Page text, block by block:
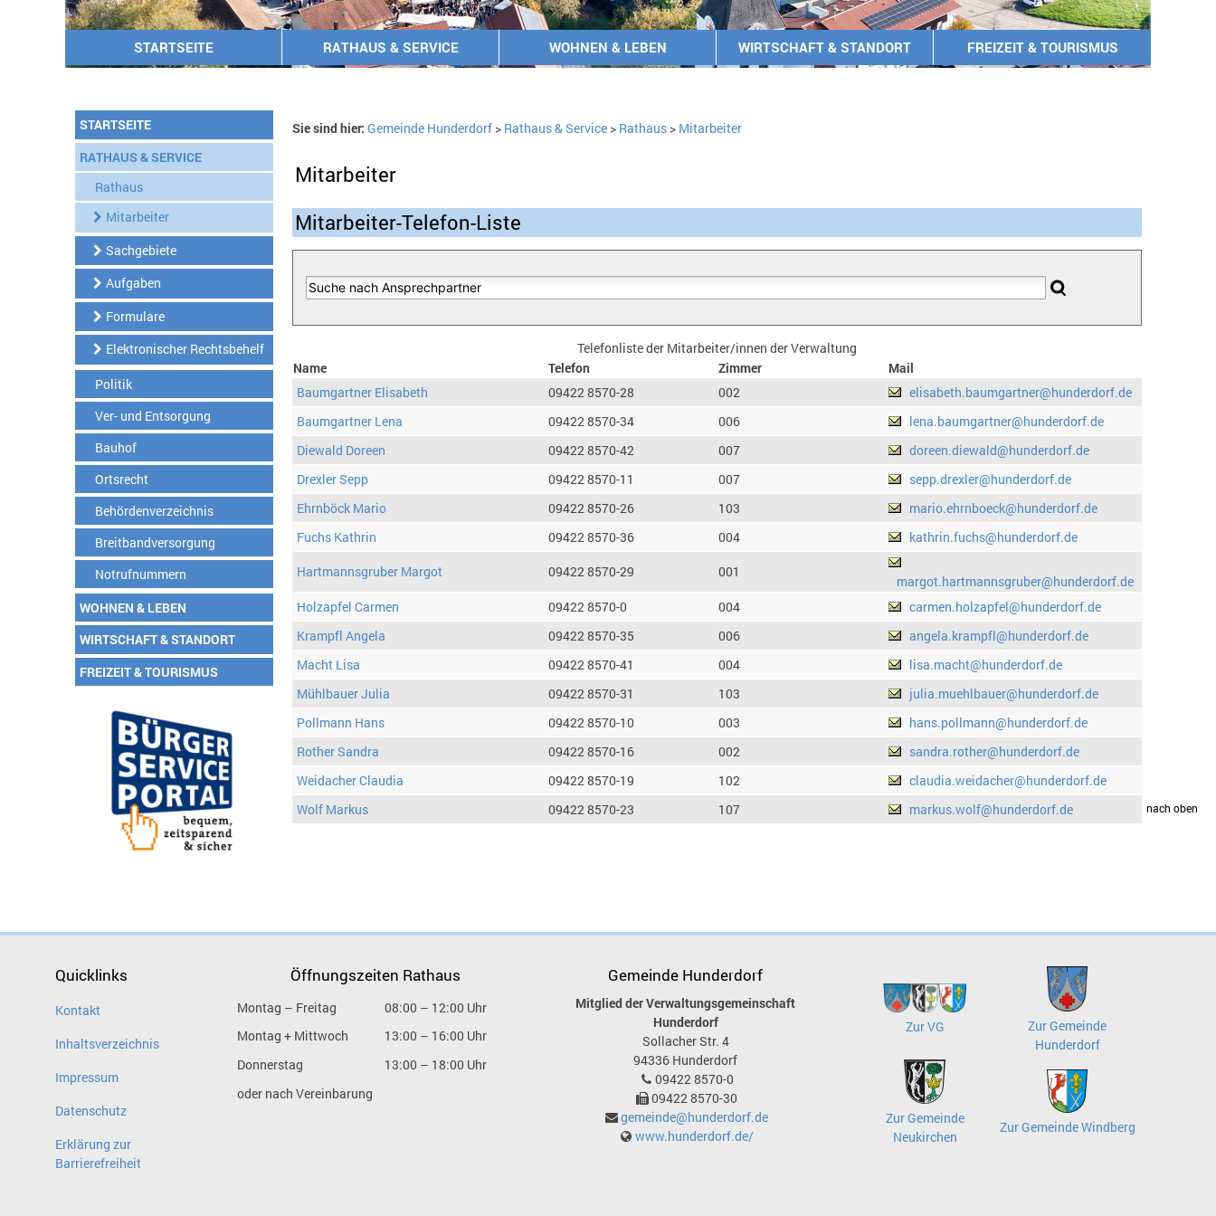
STARTSEITE RATHAUS & SERVICE WOHNEN & LEBEN WIRTSCHAFT & STANDORT FREIZEIT & TOURISMUS
STARTSEITE
RATHAUS & SERVICE
Rathaus
Mitarbeiter
Sachgebiete
Aufgaben
Formulare
Elektronischer Rechtsbehelf
Politik
Ver- und Entsorgung
Bauhof
Ortsrecht
Behördenverzeichnis
Breitbandversorgung
Notrufnummern
WOHNEN & LEBEN
WIRTSCHAFT & STANDORT
FREIZEIT & TOURISMUS
Sie sind hier: Gemeinde Hunderdorf> Rathaus & Service> Rathaus> Mitarbeiter
Mitarbeiter
Mitarbeiter-Telefon-Liste
Telefonliste der Mitarbeiter/innen der Verwaltung
Name
Telefon Zimmer
Mail
Baumgartner Elisabeth
09422 8570-28 002
elisabeth.baumgartner@hunderdorf.de
Baumgartner Lena
09422 8570-34 006
lena.baumgartner@hunderdorf.de
Diewald Doreen
09422 8570-42 007
doreen.diewald@hunderdorf.de
Drexler Sepp
09422 8570-11 007
sepp.drexler@hunderdorf.de
Ehrnböck Mario
09422 8570-26 103
mario.ehrnboeck@hunderdorf.de
Fuchs Kathrin
09422 8570-36 004
kathrin.fuchs@hunderdorf.de
Hartmannsgruber Margot
09422 8570-29 001
margot.hartmannsgruber@hunderdorf.de
Holzapfel Carmen
09422 8570-0 004
carmen.holzapfel@hunderdorf.de
Krampfl Angela
09422 8570-35 006
angela.krampfl@hunderdorf.de
Macht Lisa
09422 8570-41 004
lisa.macht@hunderdorf.de
Mühlbauer Julia
09422 8570-31 103
julia.muehlbauer@hunderdorf.de
Pollmann Hans
09422 8570-10 003
hans.pollmann@hunderdorf.de
Rother Sandra
09422 8570-16 002
sandra.rother@hunderdorf.de
Weidacher Claudia
09422 8570-19 102
claudia.weidacher@hunderdorf.de
Wolf Markus
09422 8570-23 107 markus.wolf@hunderdorf.dedrucken nach oben
Quicklinks
Kontakt
Inhaltsverzeichnis
Impressum
Datenschutz
Erklärung zur
Barrierefreiheit
Öffnungszeiten Rathaus
Montag – Freitag
08:00 – 12:00 Uhr
Montag + Mittwoch
13:00 – 16:00 Uhr
Donnerstag
13:00 – 18:00 Uhr
oder nach Vereinbarung
Gemeinde Hunderdorf
Mitglied der Verwaltungsgemeinschaft
Hunderdorf
Sollacher Str. 4
94336 Hunderdorf
09422 8570-0
09422 8570-30
gemeinde@hunderdorf.de
www.hunderdorf.de/
Zur VG
Zur Gemeinde
Hunderdorf
Zur Gemeinde
Neukirchen
Zur Gemeinde Windberg